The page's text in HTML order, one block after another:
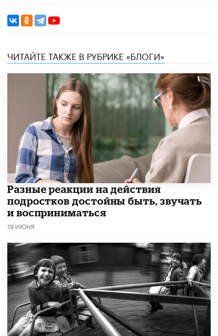
ЧИТАЙТЕ ТАКЖЕ В РУБРИКЕ «БЛОГИ»
Разные реакции на действия
подростков достойны быть, звучать
и восприниматься
19 ИЮНЯ